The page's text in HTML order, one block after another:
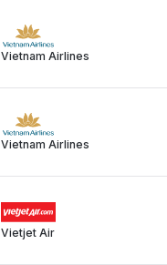
Vietnam Airlines
Vietnam Airlines
Vietjet Air